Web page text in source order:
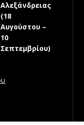
Αλεξάνδρειας
(18
Αυγούστου –
10
Σεπτεμβρίου)